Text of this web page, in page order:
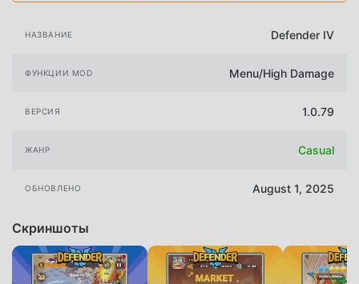
НАЗВАНИЕ Defender IV
ФУНКЦИИ MOD Menu/High Damage
ВЕРСИЯ 1.0.79
ЖАНР Casual
ОБНОВЛЕНО August 1, 2025
Скриншоты